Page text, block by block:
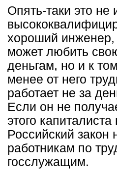
Опять-таки это не
хороший инженер,
может любить
деньгам, но и к
менее от него
работает не за
Если он не
этого
Российский закон
работникам по
госслужащим.